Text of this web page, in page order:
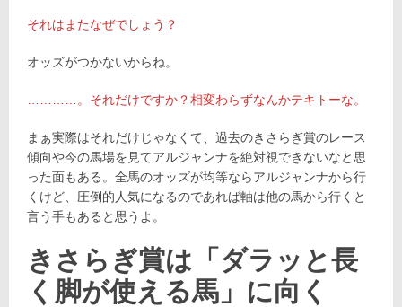
それはまたなぜでしょう？
オッズがつかないからね。
…………。それだけですか？相変わらずなんかテキトーな。
まぁ実際はそれだけじゃなくて、過去のきさらぎ賞のレース
傾向や今の馬場を見てアルジャンナを絶対視できないなと思
った面もある。全馬のオッズが均等ならアルジャンナから行
くけど、圧倒的人気になるのであれば軸は他の馬から行くと
言う手もあると思うよ。
きさらぎ賞は「ダラッと長
く脚が使える馬」に向く